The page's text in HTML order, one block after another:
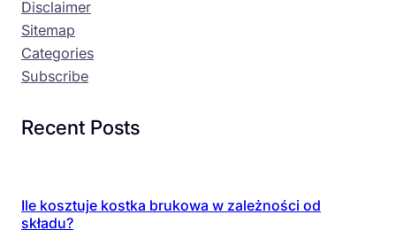
Disclaimer
Sitemap
Categories
Subscribe
Recent Posts
Ile kosztuje kostka brukowa w zależności od
składu?